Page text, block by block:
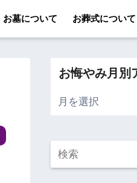
お墓について お葬式について
お悔やみ月別